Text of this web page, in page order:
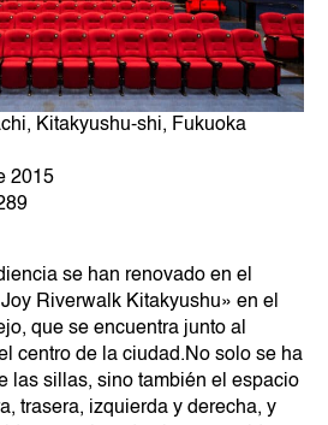
Kitakyushu-shi, Fukuoka
2015
se han renovado en el
Riverwalk Kitakyushu» en el
que se encuentra junto al
centro de la ciudad.No solo se ha
las sillas, sino también el espacio
trasera, izquierda y derecha, y